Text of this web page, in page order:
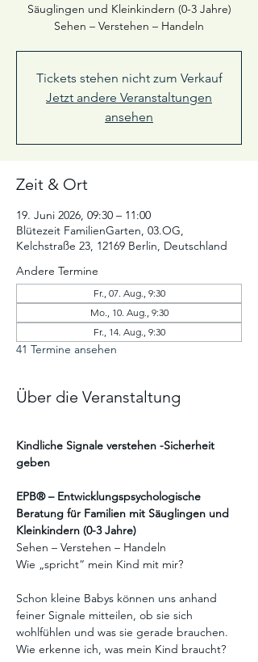
Säuglingen und Kleinkindern (0-3 Jahre)
Sehen – Verstehen – Handeln
Tickets stehen nicht zum Verkauf
Jetzt andere Veranstaltungen
ansehen
Zeit & Ort
19. Juni 2026, 09:30 – 11:00
Blütezeit FamilienGarten, 03.OG,
Kelchstraße 23, 12169 Berlin, Deutschland
Andere Termine
Fr., 07. Aug., 9:30
Mo., 10. Aug., 9:30
Fr., 14. Aug., 9:30
41 Termine ansehen
Über die Veranstaltung
Kindliche Signale verstehen -Sicherheit
geben
EPB® – Entwicklungspsychologische
Beratung für Familien mit Säuglingen und
Kleinkindern (0-3 Jahre)
Sehen – Verstehen – Handeln
Wie „spricht“ mein Kind mit mir?
Schon kleine Babys können uns anhand
feiner Signale mitteilen, ob sie sich
wohlfühlen und was sie gerade brauchen.
Wie erkenne ich, was mein Kind braucht?